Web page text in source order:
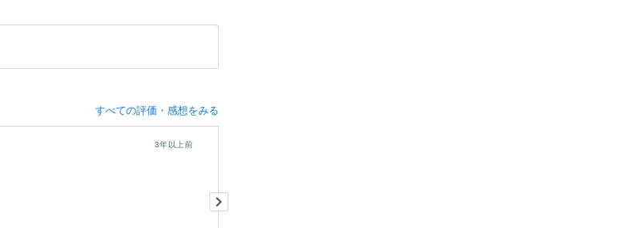
すべての評価・感想をみる
3年以上前